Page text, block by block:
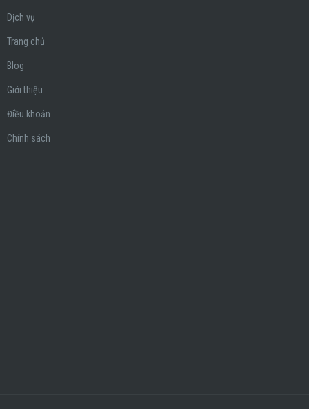
Dịch vụ
Trang chủ
Blog
Giới thiệu
Điều khoản
Chính sách